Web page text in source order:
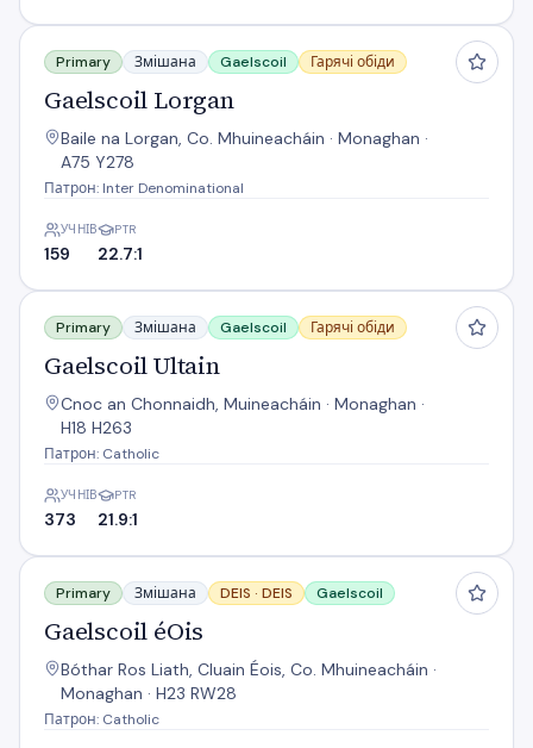
Gaelscoil Lorgan
Primary Змішана Gaelscoil Гарячі обіди
Gaelscoil Lorgan
Baile na Lorgan, Co. Mhuineacháin · Monaghan ·
A75 Y278
Патрон: Inter Denominational
УЧНІВ
159
PTR
22.7:1
Gaelscoil Ultain
Primary Змішана Gaelscoil Гарячі обіди
Gaelscoil Ultain
Cnoc an Chonnaidh, Muineacháin · Monaghan ·
H18 H263
Патрон: Catholic
УЧНІВ
373
PTR
21.9:1
Gaelscoil éOis
Primary Змішана DEIS · DEIS Gaelscoil
Gaelscoil éOis
Bóthar Ros Liath, Cluain Éois, Co. Mhuineacháin ·
Monaghan · H23 RW28
Патрон: Catholic